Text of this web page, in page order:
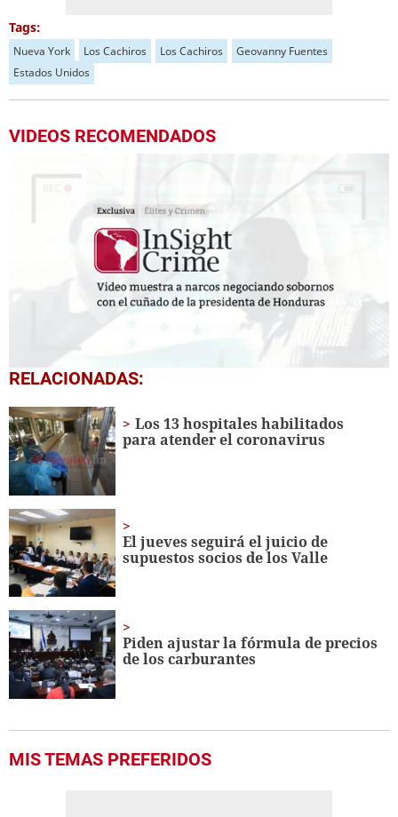
Tags:
Nueva York Los Cachiros Los Cachiros
Geovanny Fuentes
Estados Unidos
VIDEOS RECOMENDADOS
0
seconds
1
minute,
49
seconds
RELACIONADAS:
Los 13 hospitales habilitados
para atender el coronavirus
El jueves seguirá el juicio de
supuestos socios de los Valle
Piden ajustar la fórmula de precios
de los carburantes
MIS TEMAS PREFERIDOS